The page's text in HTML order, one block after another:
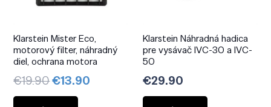
Klarstein Mister Eco,
motorový filter, náhradný
diel, ochrana motora
€19.90Pôvodná
cena
€13.90
Klarstein Náhradná hadica
pre vysávač IVC-30 a IVC-
50
€29.90